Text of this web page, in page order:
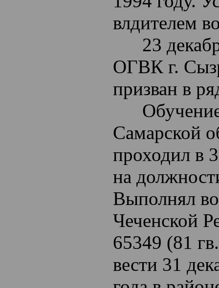
влдителем
23
ОГВК г.
призван в
Обучение
Самарской
проходил в
на
Выполнял
Чеченской
65349 (81
вести 31